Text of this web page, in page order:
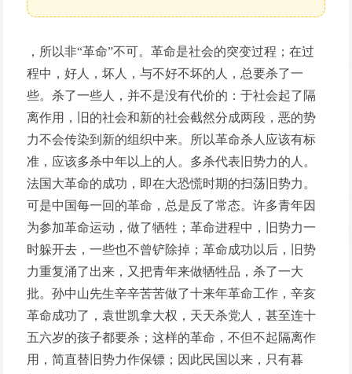
，所以非“革命”不可。革命是社会的突变过程；在过
程中，好人，坏人，与不好不坏的人，总要杀了一
些。杀了一些人，并不是没有代价的：于社会起了隔
离作用，旧的社会和新的社会截然分成两段，恶的势
力不会传染到新的组织中来。所以革命杀人应该有标
准，应该多杀中年以上的人。多杀代表旧势力的人。
法国大革命的成功，即在大恐慌时期的扫荡旧势力。
可是中国每一回的革命，总是反了常态。许多青年因
为参加革命运动，做了牺牲；革命进程中，旧势力一
时躲开去，一些也不曾铲除掉；革命成功以后，旧势
力重复涌了出来，又把青年来做牺牲品，杀了一大
批。孙中山先生辛辛苦苦做了十来年革命工作，辛亥
革命成功了，袁世凯拿大权，天天杀党人，甚至连十
五六岁的孩子都要杀；这样的革命，不但不起隔离作
用，简直替旧势力作保镖；因此民国以来，只有暮